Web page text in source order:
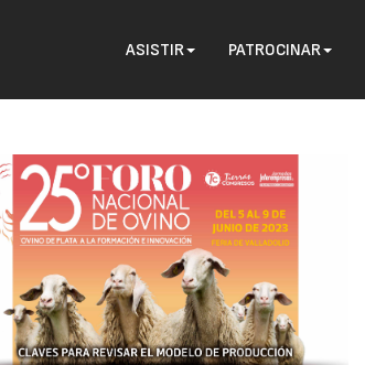
ASISTIR PATROCINAR